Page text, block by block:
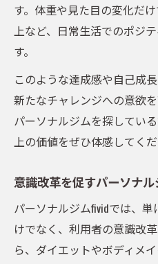
す。体重や見た目の変化だ
上など、日常生活でのポジ
す。
このような達成感や自己成
新たなチャレンジへの意欲
パーソナルジムを探してい
上の価値をぜひ体感してくだ
意識改革を促すパーソナ
パーソナルジムfividでは、
けでなく、利用者の意識改
ら、ダイエットやボディメ